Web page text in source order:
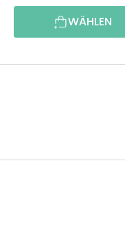
WÄHLEN